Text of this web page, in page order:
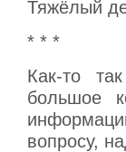
Тяжёлый
* * *
Как-то
большое
вопросу,